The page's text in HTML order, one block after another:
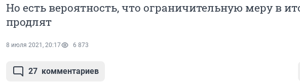
Но есть вероятность, что ограничительную меру в
продлят
8 июля 2021, 20:17 6 873
27 комментариев